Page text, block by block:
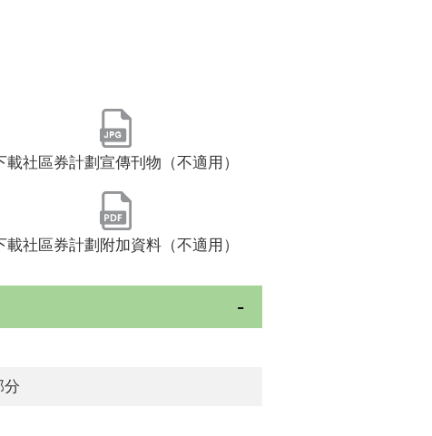
載社區券計劃宣傳刊物（不適用）
載社區券計劃附加資料（不適用）
分